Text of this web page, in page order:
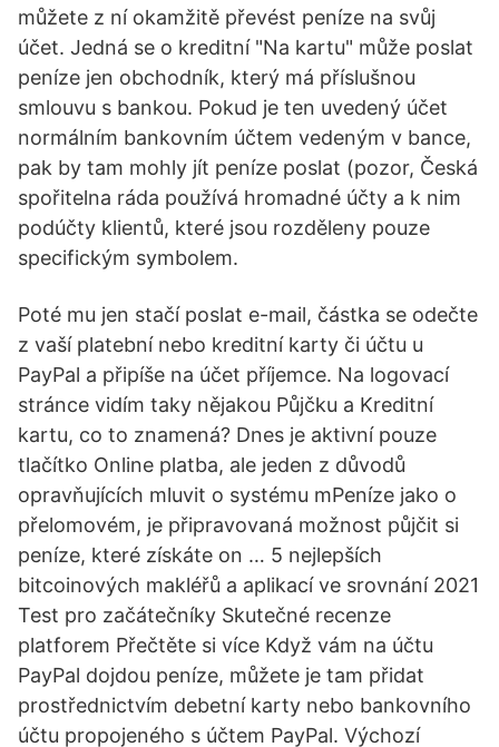
můžete z ní okamžitě převést peníze na svůj
účet. Jedná se o kreditní "Na kartu" může poslat
peníze jen obchodník, který má příslušnou
smlouvu s bankou. Pokud je ten uvedený účet
normálním bankovním účtem vedeným v bance,
pak by tam mohly jít peníze poslat (pozor, Česká
spořitelna ráda používá hromadné účty a k nim
podúčty klientů, které jsou rozděleny pouze
specifickým symbolem.
Poté mu jen stačí poslat e-mail, částka se odečte
z vaší platební nebo kreditní karty či účtu u
PayPal a připíše na účet příjemce. Na logovací
stránce vidím taky nějakou Půjčku a Kreditní
kartu, co to znamená? Dnes je aktivní pouze
tlačítko Online platba, ale jeden z důvodů
opravňujících mluvit o systému mPeníze jako o
přelomovém, je připravovaná možnost půjčit si
peníze, které získáte on … 5 nejlepších
bitcoinových makléřů a aplikací ve srovnání 2021
Test pro začátečníky Skutečné recenze
platforem Přečtěte si více Když vám na účtu
PayPal dojdou peníze, můžete je tam přidat
prostřednictvím debetní karty nebo bankovního
účtu propojeného s účtem PayPal. Výchozí